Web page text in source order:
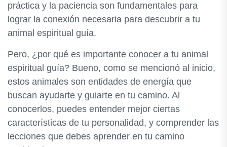
práctica y la paciencia son fundamentales para
lograr la conexión necesaria para descubrir a tu
animal espiritual guía.
Pero, ¿por qué es importante conocer a tu animal
espiritual guía? Bueno, como se mencionó al inicio,
estos animales son entidades de energía que
buscan ayudarte y guiarte en tu camino. Al
conocerlos, puedes entender mejor ciertas
características de tu personalidad, y comprender las
lecciones que debes aprender en tu camino